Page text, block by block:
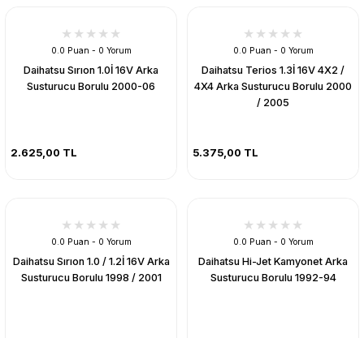
0.0 Puan - 0 Yorum
Daihatsu Sırıon 1.0İ 16V Arka
Susturucu Borulu 2000-06
2.625,00 TL
0.0 Puan - 0 Yorum
Daihatsu Terios 1.3İ 16V 4X2 /
4X4 Arka Susturucu Borulu 2000
/ 2005
5.375,00 TL
0.0 Puan - 0 Yorum
Daihatsu Sırıon 1.0 / 1.2İ 16V Arka
Susturucu Borulu 1998 / 2001
0.0 Puan - 0 Yorum
Daihatsu Hi-Jet Kamyonet Arka
Susturucu Borulu 1992-94